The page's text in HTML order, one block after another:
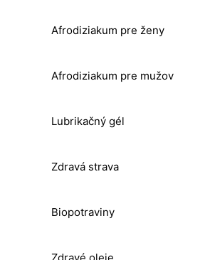
Afrodiziakum pre ženy
Afrodiziakum pre mužov
Lubrikačný gél
Zdravá strava
Biopotraviny